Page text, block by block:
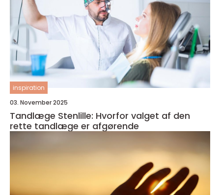
inspiration
03. November 2025
Tandlæge Stenlille: Hvorfor valget af den
rette tandlæge er afgørende